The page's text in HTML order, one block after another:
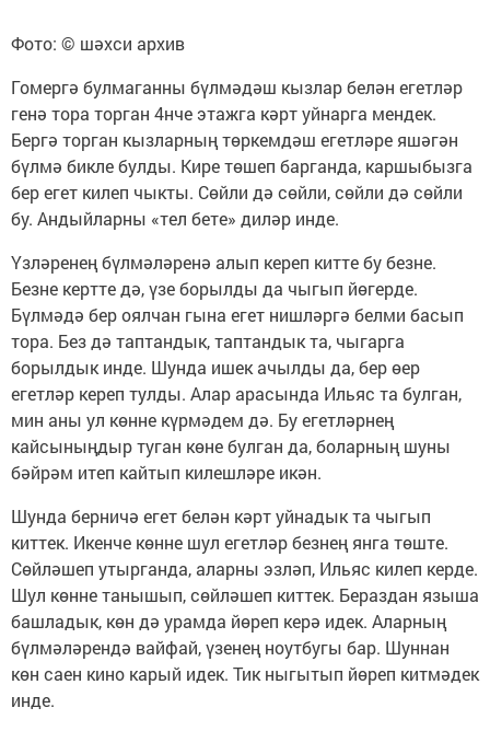
Фото: © шәхси архив
Гомергә булмаганны бүлмәдәш кызлар белән егетләр
генә тора торган 4нче этажга кәрт уйнарга мендек.
Бергә торган кызларның төркемдәш егетләре яшәгән
бүлмә бикле булды. Кире төшеп барганда, каршыбызга
бер егет килеп чыкты. Сөйли дә сөйли, сөйли дә сөйли
бу. Андыйларны «тел бете» диләр инде.
Үзләренең бүлмәләренә алып кереп китте бу безне.
Безне кертте дә, үзе борылды да чыгып йөгерде.
Бүлмәдә бер оялчан гына егет нишләргә белми басып
тора. Без дә таптандык, таптандык та, чыгарга
борылдык инде. Шунда ишек ачылды да, бер өер
егетләр кереп тулды. Алар арасында Ильяс та булган,
мин аны ул көнне күрмәдем дә. Бу егетләрнең
кайсыныңдыр туган көне булган да, боларның шуны
бәйрәм итеп кайтып килешләре икән.
Шунда берничә егет белән кәрт уйнадык та чыгып
киттек. Икенче көнне шул егетләр безнең янга төште.
Сөйләшеп утырганда, аларны эзләп, Ильяс килеп керде.
Шул көнне танышып, сөйләшеп киттек. Бераздан языша
башладык, көн дә урамда йөреп керә идек. Аларның
бүлмәләрендә вайфай, үзенең ноутбугы бар. Шуннан
көн саен кино карый идек. Тик ныгытып йөреп китмәдек
инде.